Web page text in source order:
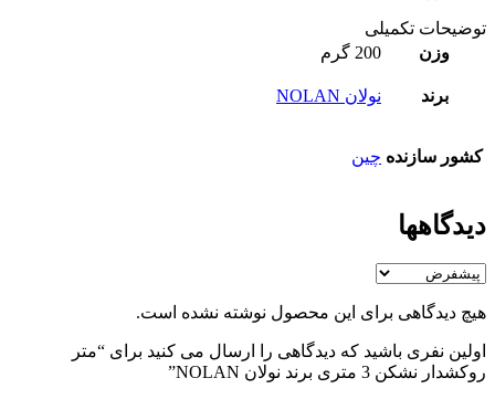
توضیحات تکمیلی
وزن
200 گرم
برند نولان NOLAN
کشور سازنده چین
دیدگاهها
هیچ دیدگاهی برای این محصول نوشته نشده است.
اولین نفری باشید که دیدگاهی را ارسال می کنید برای “متر
روکشدار نشکن 3 متری برند نولان NOLAN”